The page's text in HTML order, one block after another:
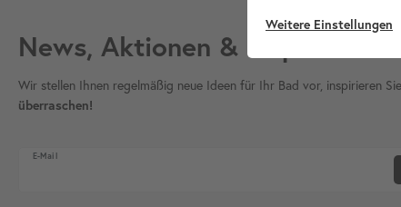
News, Aktionen & Inspiration
Wir stellen Ihnen regelmäßig neue Ideen für Ihr Bad vor, inspirieren
überraschen!
E-Mail
Newsletter Honig
Weitere Einstellungen